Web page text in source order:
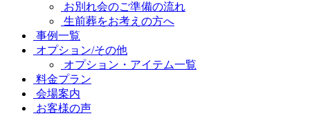
お別れ会のご準備の流れ
生前葬をお考えの方へ
事例一覧
オプション/その他
オプション・アイテム一覧
料金プラン
会場案内
お客様の声